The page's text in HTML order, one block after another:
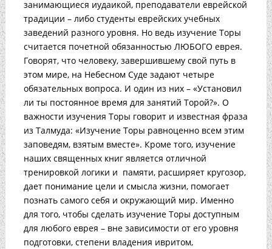
занимающиеся иудаикой, преподаватели еврейской
традиции – либо студенты еврейских учебных
заведений разного уровня. Но ведь изучение Торы
считается почетной обязанностью ЛЮБОГО еврея.
Говорят, что человеку, завершившему свой путь в
этом мире, на Небесном Суде задают четыре
обязательных вопроса. И один из них – «Установил
ли ты постоянное время для занятий Торой?». О
важности изучения Торы говорит и известная фраза
из Талмуда: «Изучение Торы равноценно всем этим
заповедям, взятым вместе». Кроме того, изучение
наших священных книг является отличной
тренировкой логики и памяти, расширяет кругозор,
дает понимание цели и смысла жизни, помогает
познать самого себя и окружающий мир. Именно
для того, чтобы сделать изучение Торы доступным
для любого еврея – вне зависимости от его уровня
подготовки, степени владения ивритом,